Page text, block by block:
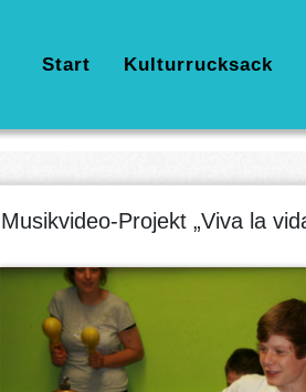
Hauptnavigation
Start Kulturrucksack
Musikvideo-Projekt „Viva la